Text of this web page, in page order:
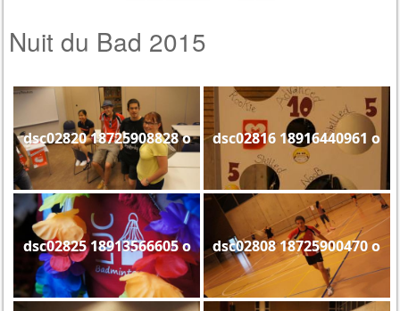
Nuit du Bad 2015
dsc02820 18725908828 o dsc02816 18916440961 o
dsc02825 18913566605 o dsc02808 18725900470 o